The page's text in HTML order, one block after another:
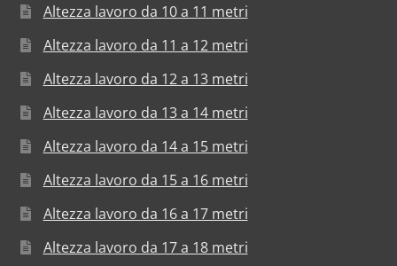
Altezza lavoro da 10 a 11 metri
Altezza lavoro da 11 a 12 metri
Altezza lavoro da 12 a 13 metri
Altezza lavoro da 13 a 14 metri
Altezza lavoro da 14 a 15 metri
Altezza lavoro da 15 a 16 metri
Altezza lavoro da 16 a 17 metri
Altezza lavoro da 17 a 18 metri